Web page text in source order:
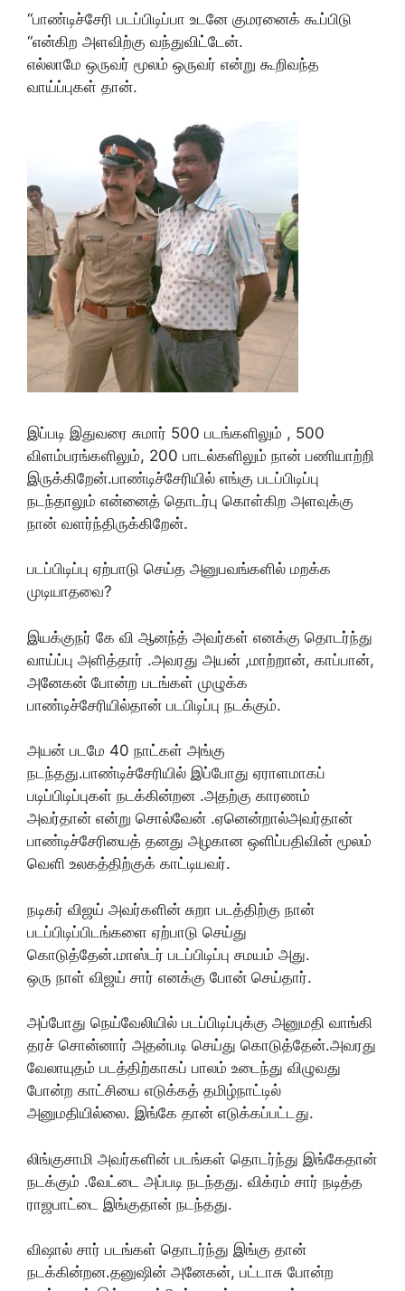
“பாண்டிச்சேரி படப்பிடிப்பா உடனே குமரனைக் கூப்பிடு
“என்கிற அளவிற்கு வந்துவிட்டேன்.
எல்லாமே ஒருவர் மூலம் ஒருவர் என்று கூறிவந்த
வாய்ப்புகள் தான்.
இப்படி இதுவரை சுமார் 500 படங்களிலும் , 500
விளம்பரங்களிலும், 200 பாடல்களிலும் நான் பணியாற்றி
இருக்கிறேன்.பாண்டிச்சேரியில் எங்கு படப்பிடிப்பு
நடந்தாலும் என்னைத் தொடர்பு கொள்கிற அளவுக்கு
நான் வளர்ந்திருக்கிறேன்.
படப்பிடிப்பு ஏற்பாடு செய்த அனுபவங்களில் மறக்க
முடியாதவை?
இயக்குநர் கே வி ஆனந்த் அவர்கள் எனக்கு தொடர்ந்து
வாய்ப்பு அளித்தார் .அவரது அயன் ,மாற்றான், காப்பான்,
அனேகன் போன்ற படங்கள் முழுக்க
பாண்டிச்சேரியில்தான் படபிடிப்பு நடக்கும்.
அயன் படமே 40 நாட்கள் அங்கு
நடந்தது.பாண்டிச்சேரியில் இப்போது ஏராளமாகப்
படிப்பிடிப்புகள் நடக்கின்றன .அதற்கு காரணம்
அவர்தான் என்று சொல்வேன் .ஏனென்றால்அவர்தான்
பாண்டிச்சேரியைத் தனது அழகான ஒளிப்பதிவின் மூலம்
வெளி உலகத்திற்குக் காட்டியவர்.
நடிகர் விஜய் அவர்களின் சுறா படத்திற்கு நான்
படப்பிடிப்பிடங்களை ஏற்பாடு செய்து
கொடுத்தேன்.மாஸ்டர் படப்பிடிப்பு சமயம் அது.
ஒரு நாள் விஜய் சார் எனக்கு போன் செய்தார்.
அப்போது நெய்வேலியில் படப்பிடிப்புக்கு அனுமதி வாங்கி
தரச் சொன்னார் அதன்படி செய்து கொடுத்தேன்.அவரது
வேலாயுதம் படத்திற்காகப் பாலம் உடைந்து விழுவது
போன்ற காட்சியை எடுக்கத் தமிழ்நாட்டில்
அனுமதியில்லை. இங்கே தான் எடுக்கப்பட்டது.
லிங்குசாமி அவர்களின் படங்கள் தொடர்ந்து இங்கேதான்
நடக்கும் .வேட்டை அப்படி நடந்தது. விக்ரம் சார் நடித்த
ராஜபாட்டை இங்குதான் நடந்தது.
விஷால் சார் படங்கள் தொடர்ந்து இங்கு தான்
நடக்கின்றன.தனுஷின் அனேகன், பட்டாசு போன்ற